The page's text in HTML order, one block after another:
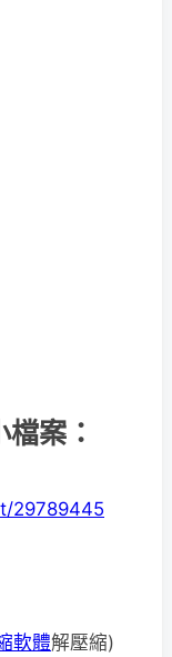
案：
29789445
軟體解壓縮)